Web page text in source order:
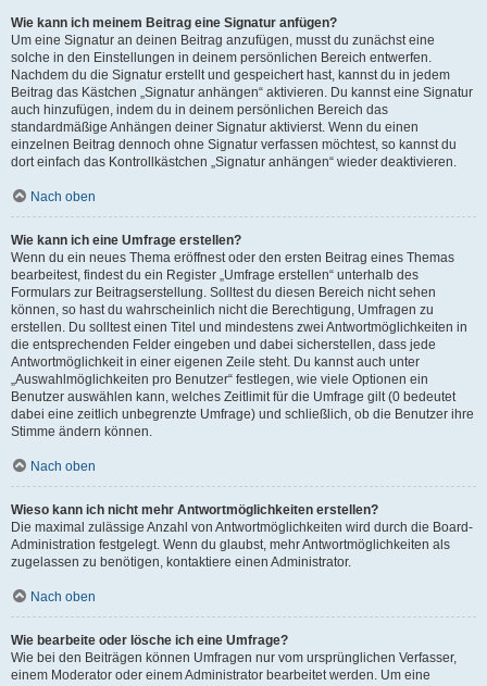
Wie kann ich meinem Beitrag eine Signatur anfügen?
Um eine Signatur an deinen Beitrag anzufügen, musst du zunächst eine
solche in den Einstellungen in deinem persönlichen Bereich entwerfen.
Nachdem du die Signatur erstellt und gespeichert hast, kannst du in jedem
Beitrag das Kästchen „Signatur anhängen“ aktivieren. Du kannst eine Signatur
auch hinzufügen, indem du in deinem persönlichen Bereich das
standardmäßige Anhängen deiner Signatur aktivierst. Wenn du einen
einzelnen Beitrag dennoch ohne Signatur verfassen möchtest, so kannst du
dort einfach das Kontrollkästchen „Signatur anhängen“ wieder deaktivieren.
Nach oben
Wie kann ich eine Umfrage erstellen?
Wenn du ein neues Thema eröffnest oder den ersten Beitrag eines Themas
bearbeitest, findest du ein Register „Umfrage erstellen“ unterhalb des
Formulars zur Beitragserstellung. Solltest du diesen Bereich nicht sehen
können, so hast du wahrscheinlich nicht die Berechtigung, Umfragen zu
erstellen. Du solltest einen Titel und mindestens zwei Antwortmöglichkeiten in
die entsprechenden Felder eingeben und dabei sicherstellen, dass jede
Antwortmöglichkeit in einer eigenen Zeile steht. Du kannst auch unter
„Auswahlmöglichkeiten pro Benutzer“ festlegen, wie viele Optionen ein
Benutzer auswählen kann, welches Zeitlimit für die Umfrage gilt (0 bedeutet
dabei eine zeitlich unbegrenzte Umfrage) und schließlich, ob die Benutzer ihre
Stimme ändern können.
Nach oben
Wieso kann ich nicht mehr Antwortmöglichkeiten erstellen?
Die maximal zulässige Anzahl von Antwortmöglichkeiten wird durch die Board-
Administration festgelegt. Wenn du glaubst, mehr Antwortmöglichkeiten als
zugelassen zu benötigen, kontaktiere einen Administrator.
Nach oben
Wie bearbeite oder lösche ich eine Umfrage?
Wie bei den Beiträgen können Umfragen nur vom ursprünglichen Verfasser,
einem Moderator oder einem Administrator bearbeitet werden. Um eine